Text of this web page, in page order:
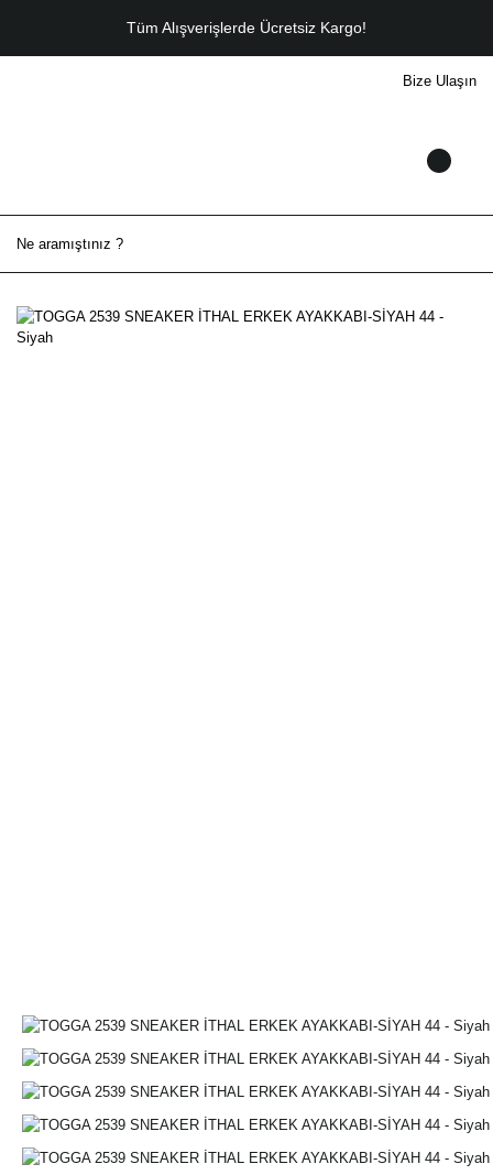
Tüm Alışverişlerde Ücretsiz Kargo!
Bize Ulaşın